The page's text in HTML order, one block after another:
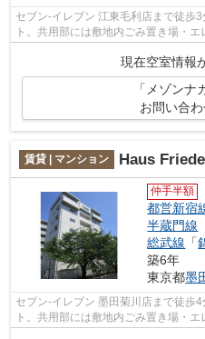
セブン‐イレブン 江東毛利店まで徒歩
ト。共用部には敷地内ごみ置き場・
実しています。風通しが良好なので、
現在空室情報
「メゾンナ
お問い合
賃貸 | マンション Haus Friede
仲手半額
都営新宿
半蔵門線
総武線 「
築6年
東京都墨
セブン‐イレブン 墨田菊川店まで徒歩
ト。共用部には敷地内ごみ置き場・